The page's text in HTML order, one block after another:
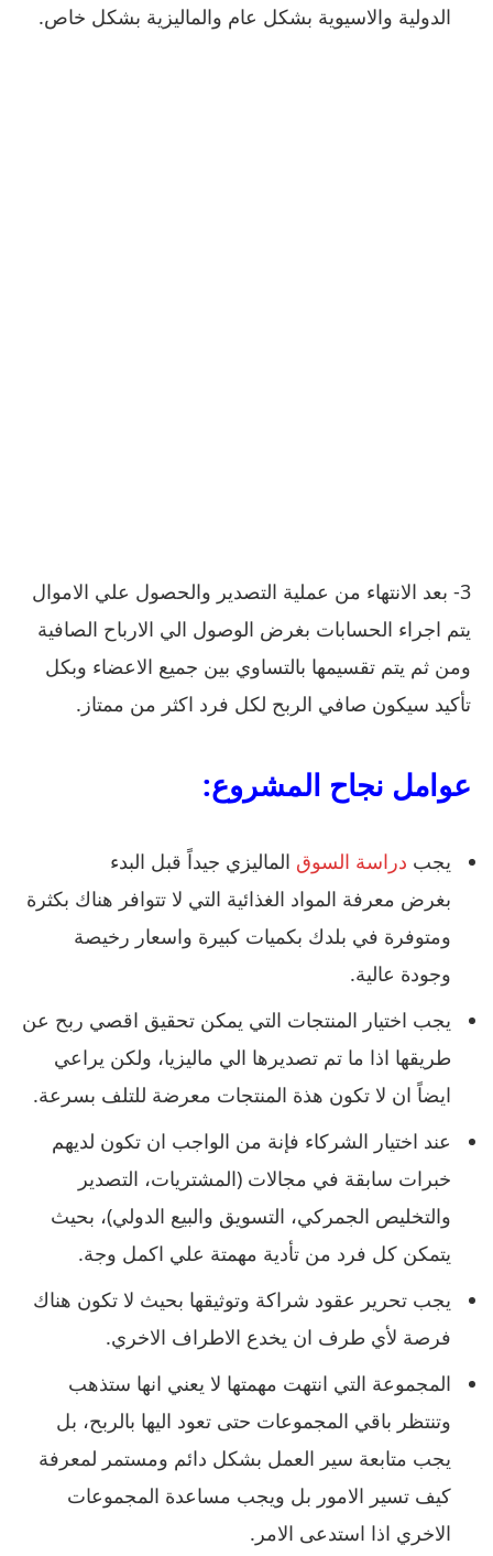
الدولية والاسيوية بشكل عام والماليزية بشكل خاص.
3- بعد الانتهاء من عملية التصدير والحصول علي الاموال
يتم اجراء الحسابات بغرض الوصول الي الارباح الصافية
ومن ثم يتم تقسيمها بالتساوي بين جميع الاعضاء وبكل
تأكيد سيكون صافي الربح لكل فرد اكثر من ممتاز.
عوامل نجاح المشروع:
يجب دراسة السوق الماليزي جيداً قبل البدء
بغرض معرفة المواد الغذائية التي لا تتوافر هناك بكثرة
ومتوفرة في بلدك بكميات كبيرة واسعار رخيصة
وجودة عالية.
يجب اختيار المنتجات التي يمكن تحقيق اقصي ربح عن
طريقها اذا ما تم تصديرها الي ماليزيا، ولكن يراعي
ايضاً ان لا تكون هذة المنتجات معرضة للتلف بسرعة.
عند اختيار الشركاء فإنة من الواجب ان تكون لديهم
خبرات سابقة في مجالات (المشتريات، التصدير
والتخليص الجمركي، التسويق والبيع الدولي)، بحيث
يتمكن كل فرد من تأدية مهمتة علي اكمل وجة.
يجب تحرير عقود شراكة وتوثيقها بحيث لا تكون هناك
فرصة لأي طرف ان يخدع الاطراف الاخري.
المجموعة التي انتهت مهمتها لا يعني انها ستذهب
وتنتظر باقي المجموعات حتى تعود اليها بالربح، بل
يجب متابعة سير العمل بشكل دائم ومستمر لمعرفة
كيف تسير الامور بل ويجب مساعدة المجموعات
الاخري اذا استدعى الامر.